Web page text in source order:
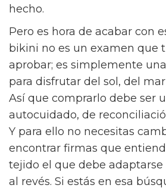
hecho.
Pero es hora de acabar con
bikini no es un examen que
aprobar; es simplemente
para disfrutar del sol, del
Así que comprarlo debe ser
autocuidado, de
Y para ello no necesitas
encontrar firmas que
tejido el que debe adaptarse
al revés. Si estás en esa